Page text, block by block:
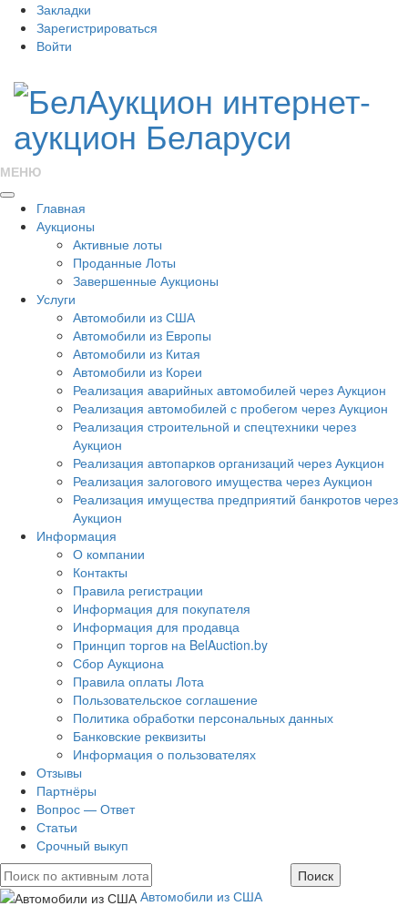
Закладки
Зарегистрироваться
Войти
МЕНЮ
Главная
Аукционы
Активные лоты
Проданные Лоты
Завершенные Аукционы
Услуги
Автомобили из США
Автомобили из Европы
Автомобили из Китая
Автомобили из Кореи
Реализация аварийных автомобилей через Аукцион
Реализация автомобилей с пробегом через Аукцион
Реализация строительной и спецтехники через
Аукцион
Реализация автопарков организаций через Аукцион
Реализация залогового имущества через Аукцион
Реализация имущества предприятий банкротов через
Аукцион
Информация
О компании
Контакты
Правила регистрации
Информация для покупателя
Информация для продавца
Принцип торгов на BelAuction.by
Сбор Аукциона
Правила оплаты Лота
Пользовательское соглашение
Политика обработки персональных данных
Банковские реквизиты
Информация о пользователях
Отзывы
Партнёры
Вопрос — Ответ
Статьи
Срочный выкуп
Автомобили из США